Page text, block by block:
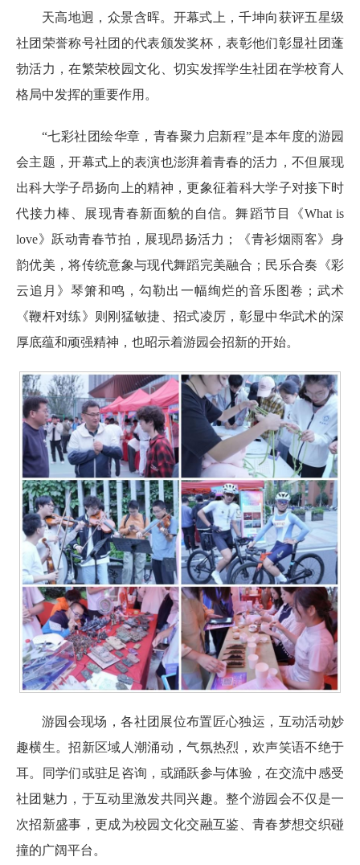
天高地迥，众景含晖。开幕式上，千坤向获评五星级
社团荣誉称号社团的代表颁发奖杯，表彰他们彰显社团蓬
勃活力，在繁荣校园文化、切实发挥学生社团在学校育人
格局中发挥的重要作用。
“七彩社团绘华章，青春聚力启新程”是本年度的游园
会主题，开幕式上的表演也澎湃着青春的活力，不但展现
出科大学子昂扬向上的精神，更象征着科大学子对接下时
代接力棒、展现青春新面貌的自信。舞蹈节目《What is
love》跃动青春节拍，展现昂扬活力；《青衫烟雨客》身
韵优美，将传统意象与现代舞蹈完美融合；民乐合奏《彩
云追月》琴箫和鸣，勾勒出一幅绚烂的音乐图卷；武术
《鞭杆对练》则刚猛敏捷、招式凌厉，彰显中华武术的深
厚底蕴和顽强精神，也昭示着游园会招新的开始。
游园会现场，各社团展位布置匠心独运，互动活动妙
趣横生。招新区域人潮涌动，气氛热烈，欢声笑语不绝于
耳。同学们或驻足咨询，或踊跃参与体验，在交流中感受
社团魅力，于互动里激发共同兴趣。整个游园会不仅是一
次招新盛事，更成为校园文化交融互鉴、青春梦想交织碰
撞的广阔平台。